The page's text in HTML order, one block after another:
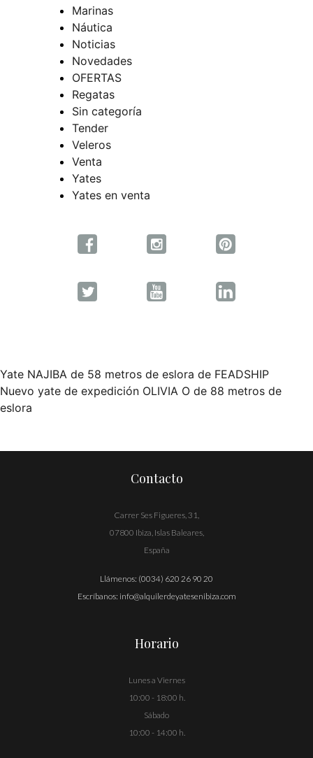
Marinas
Náutica
Noticias
Novedades
OFERTAS
Regatas
Sin categoría
Tender
Veleros
Venta
Yates
Yates en venta
Navegación
de
Yate NAJIBA de 58 metros de eslora de FEADSHIP
Nuevo yate de expedición OLIVIA O de 88 metros de
eslora
Contacto
Carrer Ses Figueres, 31,
07800 Ibiza, Islas Baleares,
España
Llámenos: (0034) 620 26 90 20
Escríbanos: info@alquilerdeyatesenibiza.com
Horario
Lunes a Viernes
10:00 - 18:00 h.
Sábado
10:00 - 14:00 h.